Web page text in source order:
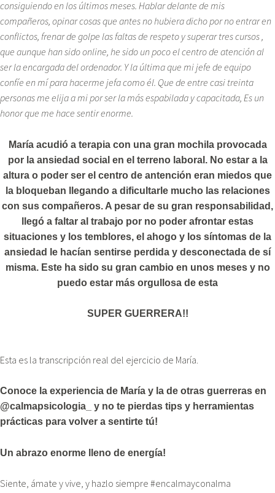
consiguiendo en los últimos meses. Hablar delante de mis
compañeros, opinar cosas que antes no hubiera dicho por no entrar en
conflictos, frenar de golpe las faltas de respeto y superar tres cursos ,
que aunque han sido online, he sido un poco el centro de atención al
ser la encargada del ordenador. Y la última que mi jefe de equipo
confíe en mí para hacerme jefa como él. Que de entre casi treinta
personas me elija a mi por ser la más espabilada y capacitada, Es un
honor que me hace sentir enorme.
María acudió a terapia con una gran mochila provocada
por la ansiedad social en el terreno laboral. No estar a la
altura o poder ser el centro de antención eran miedos que
la bloqueban llegando a dificultarle mucho las relaciones
con sus compañeros. A pesar de su gran responsabilidad,
llegó a faltar al trabajo por no poder afrontar estas
situaciones y los temblores, el ahogo y los síntomas de la
ansiedad le hacían sentirse perdida y desconectada de sí
misma. Este ha sido su gran cambio en unos meses y no
puedo estar más orgullosa de esta
SUPER GUERRERA!!
Esta es la transcripción real del ejercicio de María.
Conoce la experiencia de María y la de otras guerreras en
@calmapsicologia_ y no te pierdas tips y herramientas
prácticas para volver a sentirte tú!
Un abrazo enorme lleno de energía!
Siente, ámate y vive, y hazlo siempre #encalmayconalma